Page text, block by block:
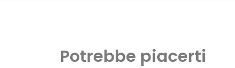
Potrebbe piacerti